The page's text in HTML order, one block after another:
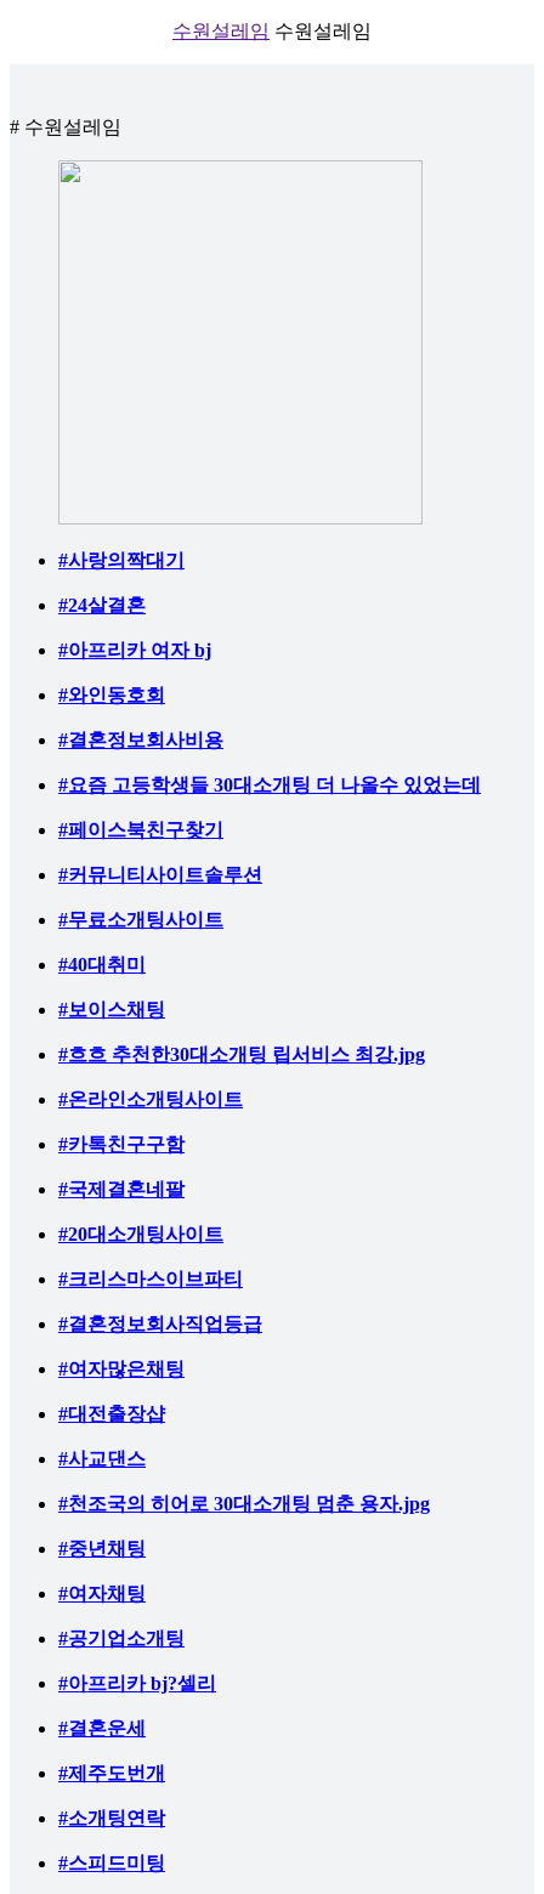
수원설레임 수원설레임
# 수원설레임
#사랑의짝대기
#24살결혼
#아프리카 여자 bj
#와인동호회
#결혼정보회사비용
#요즘 고등학생들 30대소개팅 더 나올수 있었는데
#페이스북친구찾기
#커뮤니티사이트솔루션
#무료소개팅사이트
#40대취미
#보이스채팅
#흐흐 추천한30대소개팅 립서비스 최강.jpg
#온라인소개팅사이트
#카톡친구구함
#국제결혼네팔
#20대소개팅사이트
#크리스마스이브파티
#결혼정보회사직업등급
#여자많은채팅
#대전출장샵
#사교댄스
#천조국의 히어로 30대소개팅 멈춘 용자.jpg
#중년채팅
#여자채팅
#공기업소개팅
#아프리카 bj?셀리
#결혼운세
#제주도번개
#소개팅연락
#스피드미팅